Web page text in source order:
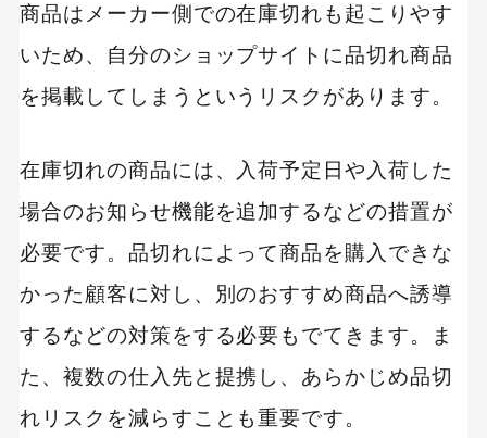
商品はメーカー側での在庫切れも起こりやす
いため、自分のショップサイトに品切れ商品
を掲載してしまうというリスクがあります。
在庫切れの商品には、入荷予定日や入荷した
場合のお知らせ機能を追加するなどの措置が
必要です。品切れによって商品を購入できな
かった顧客に対し、別のおすすめ商品へ誘導
するなどの対策をする必要もでてきます。ま
た、複数の仕入先と提携し、あらかじめ品切
れリスクを減らすことも重要です。